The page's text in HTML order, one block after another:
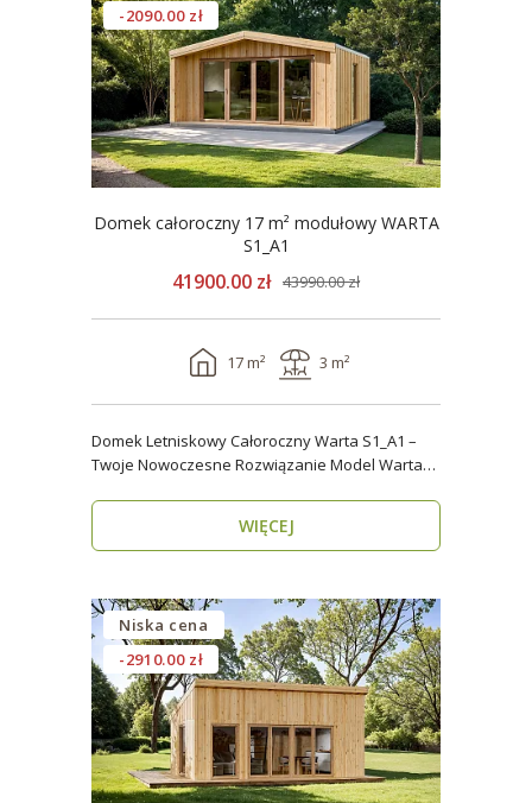
-2090.00 zł
Domek całoroczny 17 m² modułowy WARTA
S1_A1
41900.00 zł 43990.00 zł
17 m² 3 m²
Domek Letniskowy Całoroczny Warta S1_A1 –
Twoje Nowoczesne Rozwiązanie Model Warta
WIĘCEJ
Niska cena
-2910.00 zł